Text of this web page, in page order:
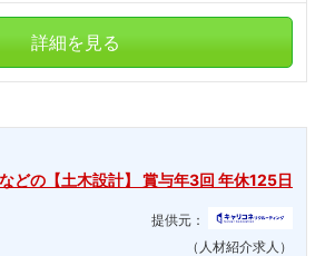
詳細を見る
どの【土木設計】 賞与年3回 年休125日
提供元：
（人材紹介求人）